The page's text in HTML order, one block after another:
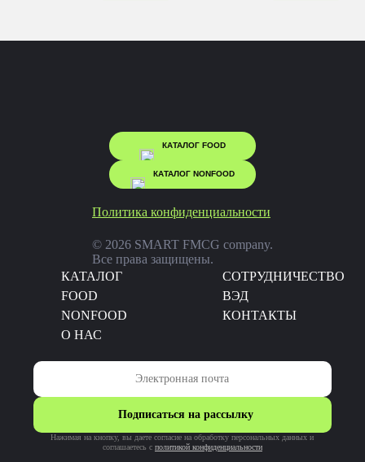
КАТАЛОГ FOOD
КАТАЛОГ NONFOOD
Политика конфиденциальности
© 2026 SMART FMCG company.
Все права защищены.
КАТАЛОГ
CОТРУДНИЧЕСТВО
FOOD
ВЭД
NONFOOD
КОНТАКТЫ
О НАС
Подписаться на рассылку
Нажимая на кнопку, вы даете согласие на обработку персональных данных и
соглашаетесь c политикой конфиденциальности